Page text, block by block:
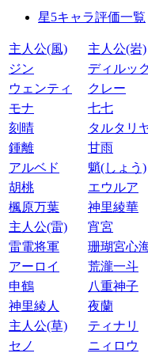
星5キャラ評価一覧
主人公(風)
主人公(岩)
ジン
ディルッ
ウェンティ
クレー
モナ
七七
刻晴
タルタリ
鍾離
甘雨
アルベド
魈(しょう)
胡桃
エウルア
楓原万葉
神里綾華
主人公(雷)
宵宮
雷電将軍
珊瑚宮心
アーロイ
荒瀧一斗
申鶴
八重神子
神里綾人
夜蘭
主人公(草)
ティナリ
セノ
ニィロウ